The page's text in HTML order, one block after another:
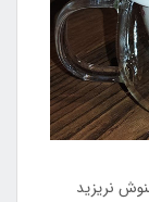
نریزید